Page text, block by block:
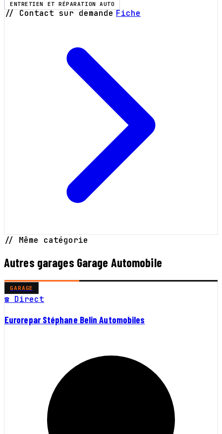
ENTRETIEN ET RÉPARATION AUTO
// Contact sur demande Fiche
// Même catégorie
Autres garages Garage Automobile
GARAGE
☎ Direct
Eurorepar Stéphane Belin Automobiles